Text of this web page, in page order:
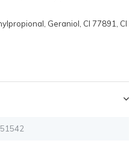
Geraniol, CI 77891, CI